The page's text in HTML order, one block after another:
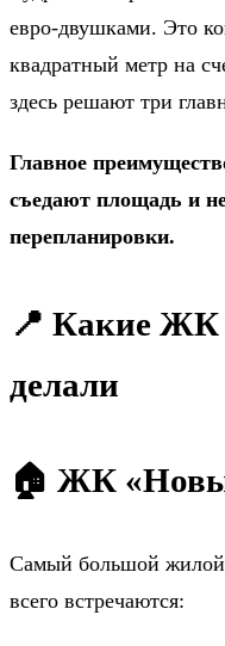
евро-двушками. Это
квадратный метр на
здесь решают три
Главное
съедают площадь и
перепланировки.
📍 Какие ЖК
делали
🏠 ЖК
Самый большой жилой
всего встречаются: